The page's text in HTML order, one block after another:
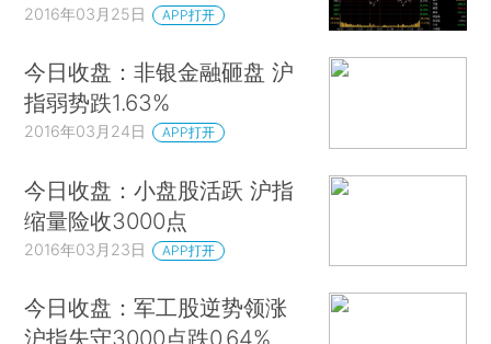
2016年03月25日 APP打开
今日收盘：非银金融砸盘 沪
指弱势跌1.63%
2016年03月24日 APP打开
今日收盘：小盘股活跃 沪指
缩量险收3000点
2016年03月23日 APP打开
今日收盘：军工股逆势领涨
沪指失守3000点跌0.64%